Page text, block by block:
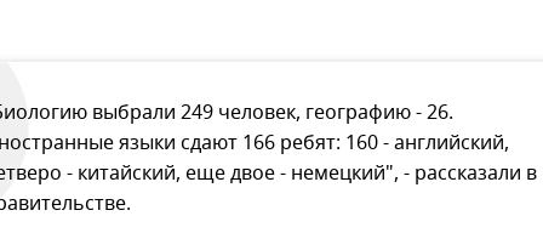
выбрали 249 человек, географию - 26.
языки сдают 166 ребят: 160 - английский,
- китайский, еще двое - немецкий", - рассказали в